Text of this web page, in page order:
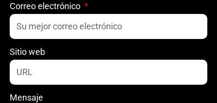
Correo electrónico
Sitio web
Mensaje